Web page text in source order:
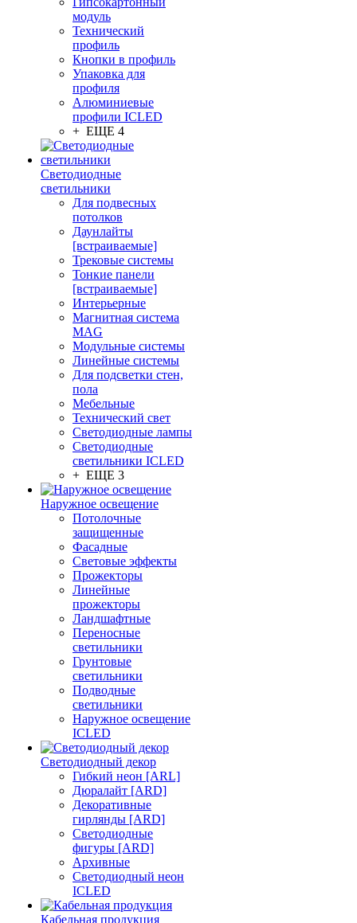
модуль
Технический
профиль
Кнопки в профиль
Упаковка для
профиля
Алюминиевые
профили ICLED
+ ЕЩЕ 4
Светодиодные
светильники
Для подвесных
потолков
Даунлайты
[встраиваемые]
Трековые системы
Тонкие панели
[встраиваемые]
Интерьерные
Магнитная система
MAG
Модульные системы
Линейные системы
Для подсветки стен,
пола
Мебельные
Технический свет
Светодиодные лампы
Светодиодные
светильники ICLED
+ ЕЩЕ 3
Наружное освещение
Потолочные
защищенные
Фасадные
Световые эффекты
Прожекторы
Линейные
прожекторы
Ландшафтные
Переносные
светильники
Грунтовые
светильники
Подводные
светильники
Наружное освещение
ICLED
Светодиодный декор
Гибкий неон [ARL]
Дюралайт [ARD]
Декоративные
гирлянды [ARD]
Светодиодные
фигуры [ARD]
Архивные
Светодиодный неон
ICLED
Кабельная продукция